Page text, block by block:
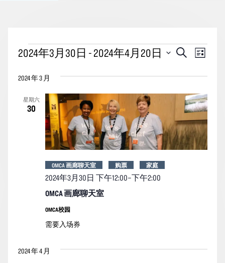
活
活
搜
索
和
视
图
导
搜
事
视
图
导
航
列
2024年3月30日 - 2024年4月20日
择
期。
2024 年 3 月
星期六
30
OMCA 画廊聊天室
2024年3月30日 下午12:00–下午2:00
OMCA 画廊聊天室 购票 家庭
OMCA校园
需要入场券
2024 年 4 月